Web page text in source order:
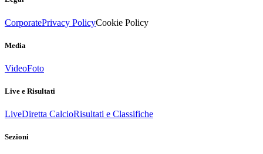
CorporatePrivacy PolicyCookie Policy
Media
VideoFoto
Live e Risultati
LiveDiretta CalcioRisultati e Classifiche
Sezioni